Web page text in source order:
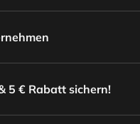
5 € Rabatt sichern!